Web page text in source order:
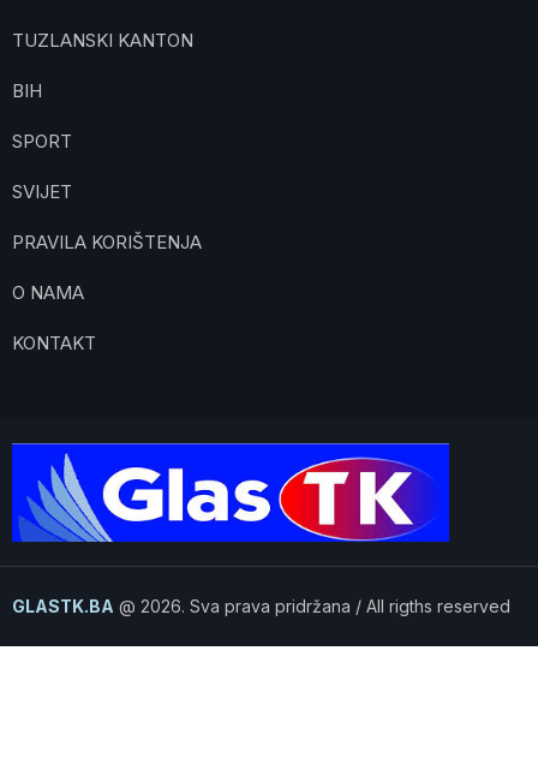
TUZLANSKI KANTON
BIH
SPORT
SVIJET
PRAVILA KORIŠTENJA
O NAMA
KONTAKT
GLASTK.BA @ 2026. Sva prava pridržana / All rigths reserved